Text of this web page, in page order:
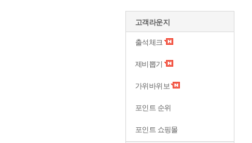
고객라운지
출석체크
제비뽑기
가위바위보
포인트 순위
포인트 쇼핑몰